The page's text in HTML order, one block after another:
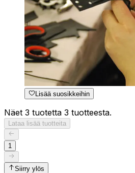
Lisää suosikkeihin
Näet 3 tuotetta 3 tuotteesta.
Lataa lisää tuotteita
1
Siirry ylös